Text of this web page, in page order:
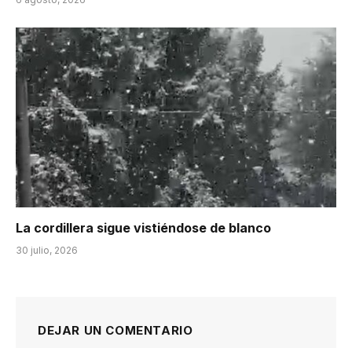
La cordillera sigue vistiéndose de blanco
30 julio, 2026
DEJAR UN COMENTARIO